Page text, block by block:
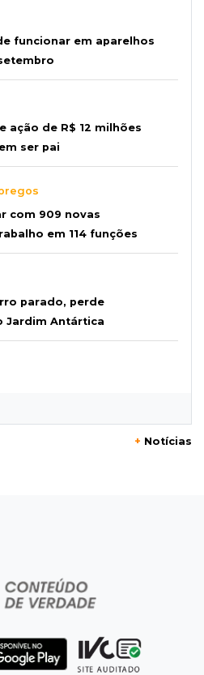
funcionar em aparelhos
ação de R$ 12 milhões
ser pai
com 909 novas
em 114 funções
parado, perde
Jardim Antártica
x Fluminense pelo
na Dupla Sena,
mais
remédios de farmácia
ilegal
+ Notícias